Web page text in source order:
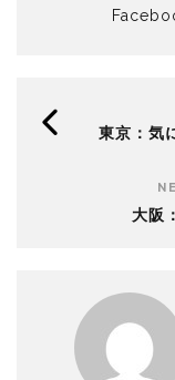
東京：気
大阪